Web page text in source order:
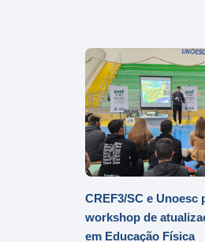
CREF3/SC e Unoesc
workshop de
em Educação Física